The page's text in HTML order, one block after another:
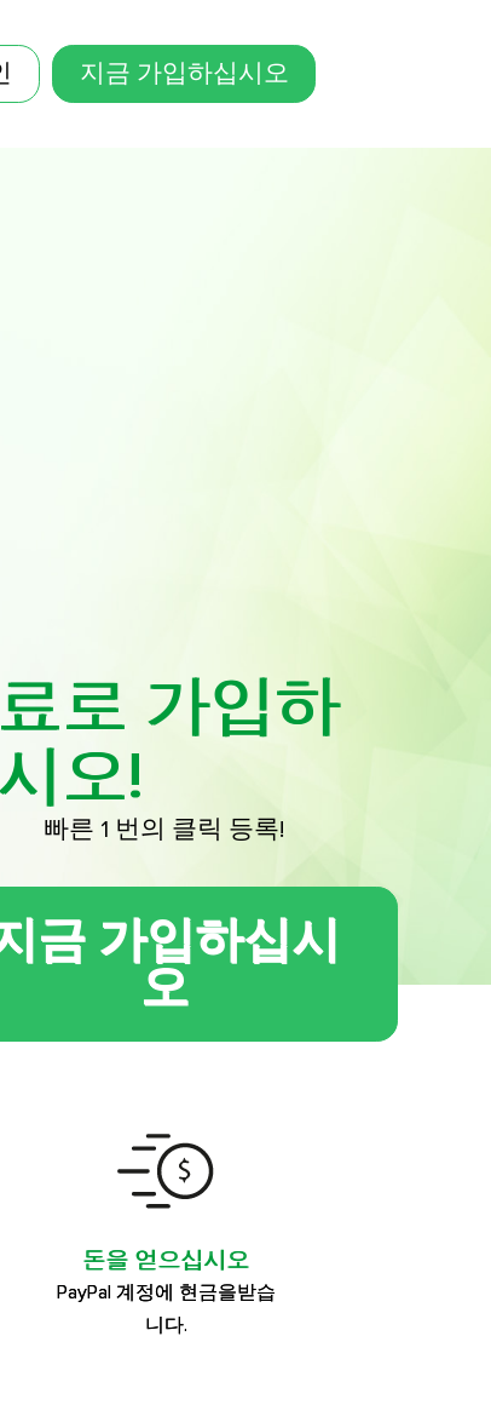
지금 가입하십시오
로 가입하
오!
빠른 1 번의 클릭 등록!
금 가입하십시
오
돈을 얻으십시오
PayPal 계정에 현금을받습
니다.